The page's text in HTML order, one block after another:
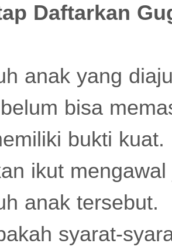
Daftarkan
anak yang
bisa
bukti kuat.
ikut
anak tersebut.
syarat-